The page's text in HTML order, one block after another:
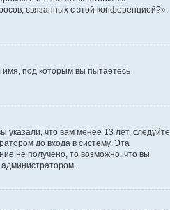
связанных с этой конференцией?».
имя, под которым вы пытаетесь
указали, что вам менее 13 лет, следуйте
до входа в систему. Эта
не получено, то возможно, что вы